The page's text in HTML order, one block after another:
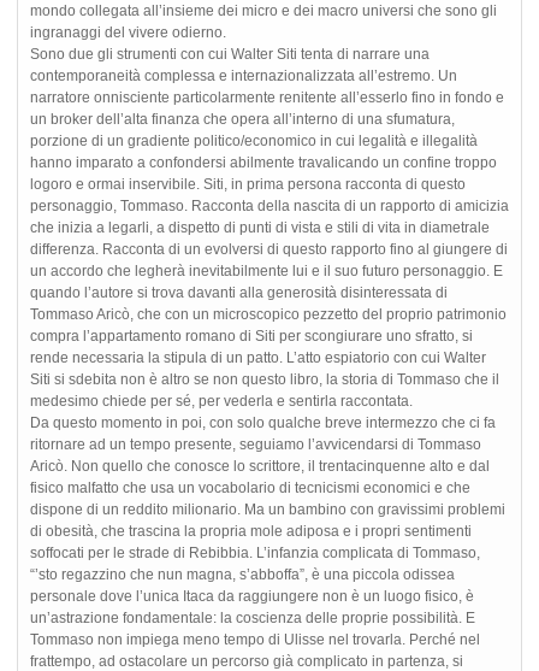
mondo collegata all’insieme dei micro e dei macro universi che sono gli
ingranaggi del vivere odierno.
Sono due gli strumenti con cui Walter Siti tenta di narrare una
contemporaneità complessa e internazionalizzata all’estremo. Un
narratore onnisciente particolarmente renitente all’esserlo fino in fondo e
un broker dell’alta finanza che opera all’interno di una sfumatura,
porzione di un gradiente politico/economico in cui legalità e illegalità
hanno imparato a confondersi abilmente travalicando un confine troppo
logoro e ormai inservibile. Siti, in prima persona racconta di questo
personaggio, Tommaso. Racconta della nascita di un rapporto di amicizia
che inizia a legarli, a dispetto di punti di vista e stili di vita in diametrale
differenza. Racconta di un evolversi di questo rapporto fino al giungere di
un accordo che legherà inevitabilmente lui e il suo futuro personaggio. E
quando l’autore si trova davanti alla generosità disinteressata di
Tommaso Aricò, che con un microscopico pezzetto del proprio patrimonio
compra l’appartamento romano di Siti per scongiurare uno sfratto, si
rende necessaria la stipula di un patto. L’atto espiatorio con cui Walter
Siti si sdebita non è altro se non questo libro, la storia di Tommaso che il
medesimo chiede per sé, per vederla e sentirla raccontata.
Da questo momento in poi, con solo qualche breve intermezzo che ci fa
ritornare ad un tempo presente, seguiamo l’avvicendarsi di Tommaso
Aricò. Non quello che conosce lo scrittore, il trentacinquenne alto e dal
fisico malfatto che usa un vocabolario di tecnicismi economici e che
dispone di un reddito milionario. Ma un bambino con gravissimi problemi
di obesità, che trascina la propria mole adiposa e i propri sentimenti
soffocati per le strade di Rebibbia. L’infanzia complicata di Tommaso,
“’sto regazzino che nun magna, s’abboffa”, è una piccola odissea
personale dove l’unica Itaca da raggiungere non è un luogo fisico, è
un’astrazione fondamentale: la coscienza delle proprie possibilità. E
Tommaso non impiega meno tempo di Ulisse nel trovarla. Perché nel
frattempo, ad ostacolare un percorso già complicato in partenza, si